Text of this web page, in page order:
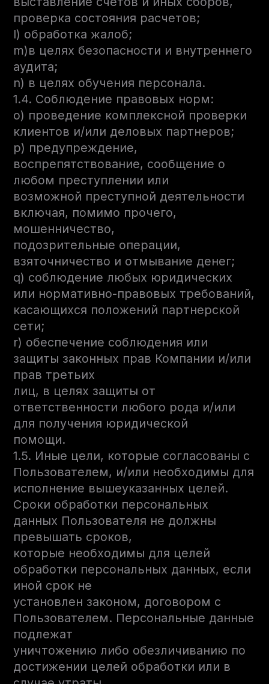
проверка состояния расчетов;
l) обработка жалоб;
m)в целях безопасности и внутреннего
аудита;
n) в целях обучения персонала.
1.4. Соблюдение правовых норм:
o) проведение комплексной проверки
клиентов и/или деловых партнеров;
p) предупреждение,
воспрепятствование, сообщение о
любом преступлении или
возможной преступной деятельности
включая, помимо прочего,
мошенничество,
подозрительные операции,
взяточничество и отмывание денег;
q) соблюдение любых юридических
или нормативно-правовых требований,
касающихся положений партнерской
сети;
r) обеспечение соблюдения или
защиты законных прав Компании и/или
прав третьих
лиц, в целях защиты от
ответственности любого рода и/или
для получения юридической
помощи.
1.5. Иные цели, которые согласованы с
Пользователем, и/или необходимы для
исполнение вышеуказанных целей.
Сроки обработки персональных
данных Пользователя не должны
превышать сроков,
которые необходимы для целей
обработки персональных данных, если
иной срок не
установлен законом, договором с
Пользователем. Персональные данные
подлежат
уничтожению либо обезличиванию по
достижении целей обработки или в